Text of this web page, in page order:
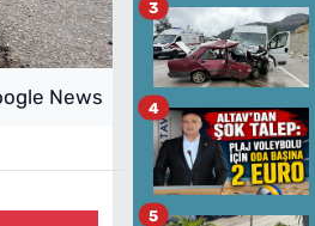
3
4
5